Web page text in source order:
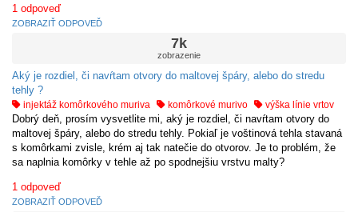
1 odpoveď
ZOBRAZIŤ ODPOVEĎ
7k
zobrazenie
Aký je rozdiel, či navŕtam otvory do maltovej špáry, alebo do stredu
tehly ?
injektáž komôrkového muriva komôrkové murivo výška línie vrtov
Dobrý deň, prosím vysvetlite mi, aký je rozdiel, či navŕtam otvory do
maltovej špáry, alebo do stredu tehly. Pokiaľ je voštinová tehla stavaná
s komôrkami zvisle, krém aj tak natečie do otvorov. Je to problém, že
sa naplnia komôrky v tehle až po spodnejšiu vrstvu malty?
1 odpoveď
ZOBRAZIŤ ODPOVEĎ